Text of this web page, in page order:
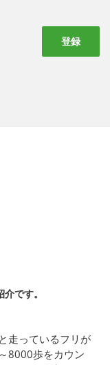
登録
です。
走っているフリが
8000歩をカウン